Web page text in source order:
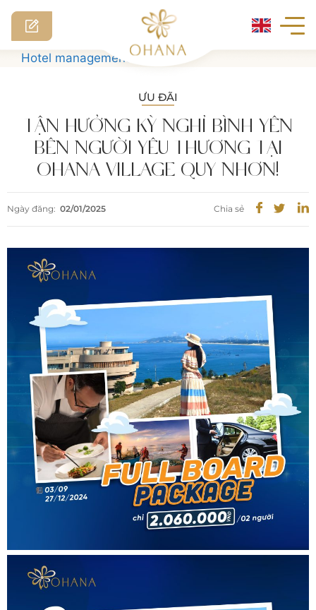
SkipHotel management software
ƯU ĐÃI
TẬN HƯỞNG KỲ NGHỈ BÌNH YÊN
BÊN NGƯỜI YÊU THƯƠNG TẠI
OHANA VILLAGE QUY NHƠN!
Ngày đăng: 02/01/2025 Chia sẻ